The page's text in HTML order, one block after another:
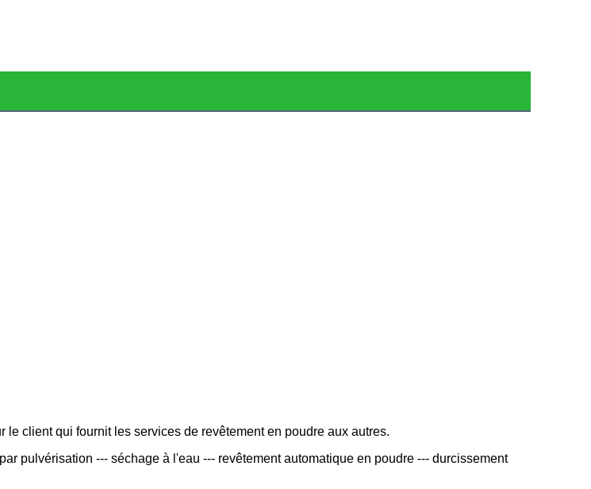
client qui fournit les services de revêtement en poudre aux autres.
pulvérisation --- séchage à l'eau --- revêtement automatique en poudre --- durcissement